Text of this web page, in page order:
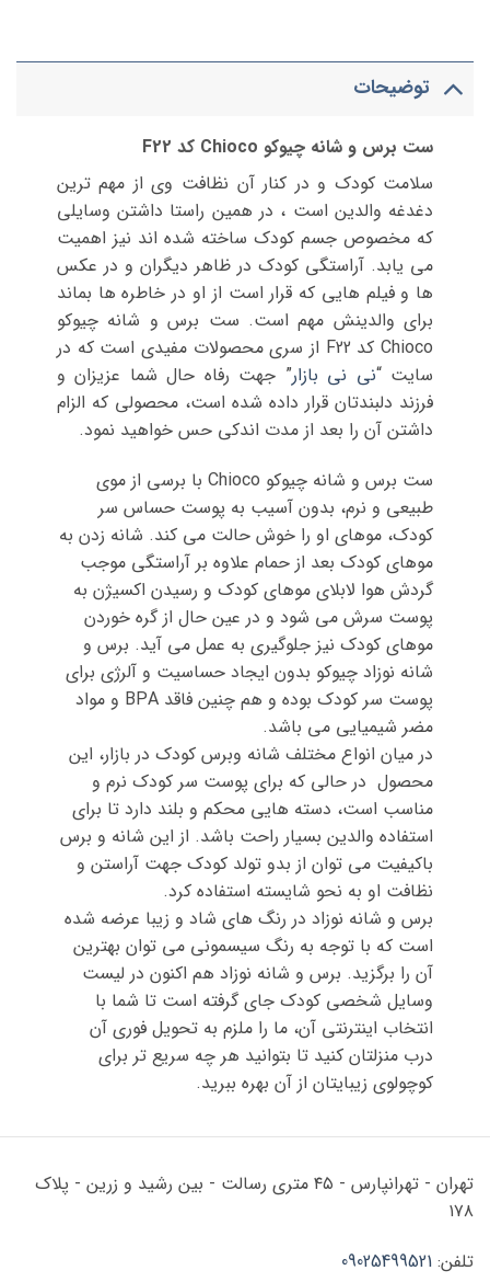
توضیحات
ست برس و شانه چیوکو Chioco کد F22
سلامت کودک و در کنار آن نظافت وی از مهم ترین
دغدغه والدین است ، در همین راستا داشتن وسایلی
که مخصوص جسم کودک ساخته شده اند نیز اهمیت
می یابد. آراستگی کودک در ظاهر دیگران و در عکس
ها و فیلم هایی که قرار است از او در خاطره ها بماند
برای والدینش مهم است. ست برس و شانه چیوکو
Chioco کد F22 از سری محصولات مفیدی است که در
سایت “نی نی بازار” جهت رفاه حال شما عزیزان و
فرزند دلبندتان قرار داده شده است، محصولی که الزام
داشتن آن را بعد از مدت اندکی حس خواهید نمود.
ست برس و شانه چیوکو Chioco با برسی از موی
طبیعی و نرم، بدون آسیب به پوست حساس سر
کودک، موهای او را خوش حالت می کند. شانه زدن به
موهای کودک بعد از حمام علاوه بر آراستگی موجب
گردش هوا لابلای موهای کودک و رسیدن اکسیژن به
پوست سرش می شود و در عین حال از گره خوردن
موهای کودک نیز جلوگیری به عمل می آید. برس و
شانه نوزاد چیوکو بدون ایجاد حساسیت و آلرژی برای
پوست سر کودک بوده و هم چنین فاقد BPA و مواد
مضر شیمیایی می باشد.
در میان انواع مختلف شانه وبرس کودک در بازار، این
محصول در حالی که برای پوست سر کودک نرم و
مناسب است، دسته هایی محکم و بلند دارد تا برای
استفاده والدین بسیار راحت باشد. از این شانه و برس
باکیفیت می توان از بدو تولد کودک جهت آراستن و
نظافت او به نحو شایسته استفاده کرد.
برس و شانه نوزاد در رنگ های شاد و زیبا عرضه شده
است که با توجه به رنگ سیسمونی می توان بهترین
آن را برگزید. برس و شانه نوزاد هم اکنون در لیست
وسایل شخصی کودک جای گرفته است تا شما با
انتخاب اینترنتی آن، ما را ملزم به تحویل فوری آن
درب منزلتان کنید تا بتوانید هر چه سریع تر برای
کوچولوی زیبایتان از آن بهره ببرید.
تهران - تهرانپارس - ۴۵ متری رسالت - بین رشید و زرین - پلاک
۱۷۸
تلفن: 09025499521